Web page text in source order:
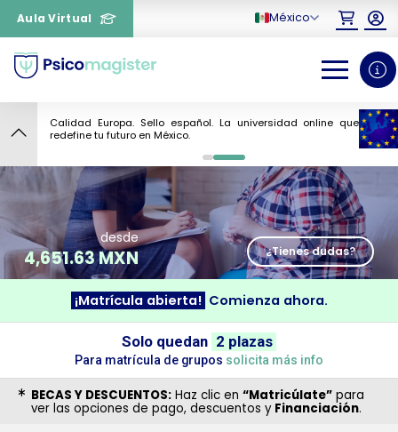
Aula Virtual México
Calidad Europa. Sello español. La universidad online que
redefine tu futuro en México.
0 1
8
desde
4,651.63 MXN ¿Tienes dudas?
¡Matrícula abierta! Comienza ahora.
Solo quedan 2 plazas
Para matrícula de grupos solicita más info
BECAS Y DESCUENTOS: Haz clic en “Matricúlate” para
ver las opciones de pago, descuentos y Financiación.
¿Necesitas más información
sobre un curso?